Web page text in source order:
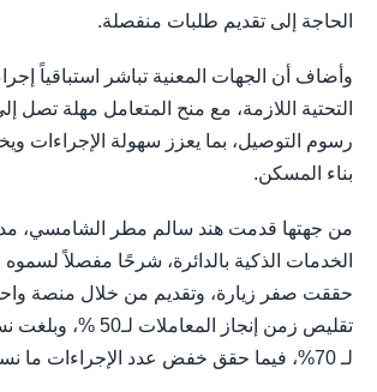
الحاجة إلى تقديم طلبات منفصلة.
وأضاف أن الجهات المعنية تباشر استباقياً
رسوم التوصيل، بما يعزز سهولة الإجراءات
بناء المسكن.
من جهتها قدمت هند سالم مطر الشامسي،
الخدمات الذكية بالدائرة، شرحًا مفصلاً لسموه
حققت صفر زيارة، وتقديم من خلال منصة
تقليص زمن إنجاز
لـ 70%، فيما حقق خفض عدد الإجراءات ما نسبته 80%.